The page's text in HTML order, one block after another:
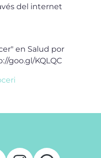
del internet
en Salud por
goo.gl/KQLQC